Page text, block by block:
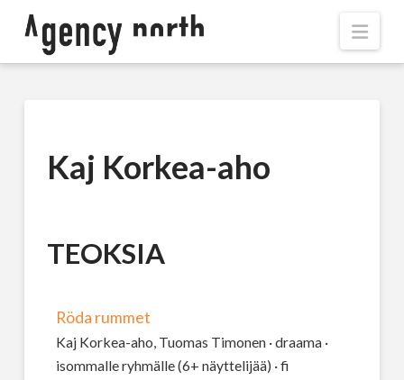
Kaj Korkea-aho
TEOKSIA
Röda rummet
Kaj Korkea-aho, Tuomas Timonen · draama ·
isommalle ryhmälle (6+ näyttelijää) · fi